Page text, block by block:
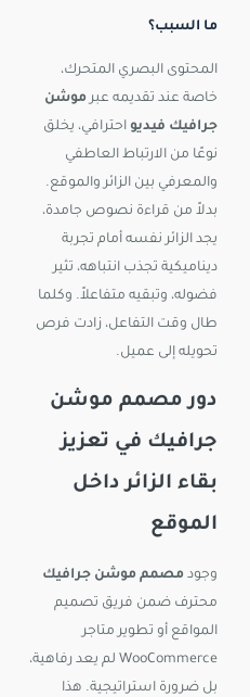
ما السبب؟
المحتوى البصري المتحرك،
خاصة عند تقديمه عبر موشن
جرافيك فيديو احترافي، يخلق
نوعًا من الارتباط العاطفي
والمعرفي بين الزائر والموقع.
بدلاً من قراءة نصوص جامدة،
يجد الزائر نفسه أمام تجربة
ديناميكية تجذب انتباهه، تثير
فضوله، وتبقيه متفاعلاً. وكلما
طال وقت التفاعل، زادت فرص
تحويله إلى عميل.
دور مصمم موشن
جرافيك في تعزيز
بقاء الزائر داخل
الموقع
وجود مصمم موشن جرافيك
محترف ضمن فريق تصميم
المواقع أو تطوير متاجر
WooCommerce لم يعد رفاهية،
بل ضرورة استراتيجية. هذا